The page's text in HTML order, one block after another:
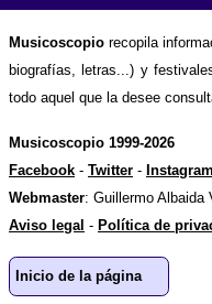
Musicoscopio recopila
biografías, letras...) y
todo aquel que la desee
Musicoscopio 1999-2026
Facebook - Twitter - Instagram
Webmaster: Guillermo Albaida
Aviso legal - Política de
Inicio de la página